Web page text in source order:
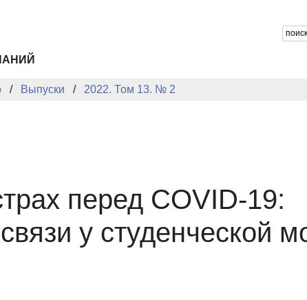
Выпуски 2022. Том 13. № 2
перед COVID-19:
у студенческой